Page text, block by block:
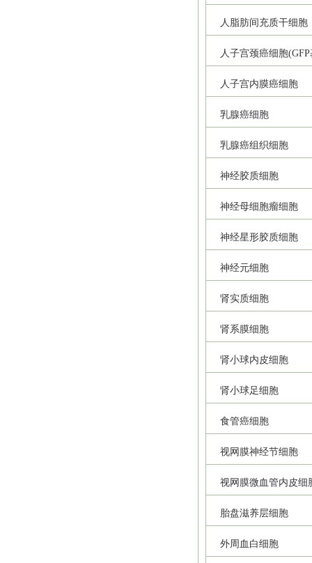
人脂肪间充质干细胞
人子宫颈癌细胞
人子宫内膜癌细胞
乳腺癌细胞
乳腺癌组织细胞
神经胶质细胞
神经母细胞瘤细胞
神经星形胶质细胞
神经元细胞
肾实质细胞
肾系膜细胞
肾小球内皮细胞
肾小球足细胞
食管癌细胞
视网膜神经节细胞
视网膜微血管内皮细
胎盘滋养层细胞
外周血白细胞